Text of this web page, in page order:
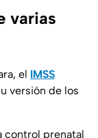
varias
el IMSS
versión de los
control prenatal